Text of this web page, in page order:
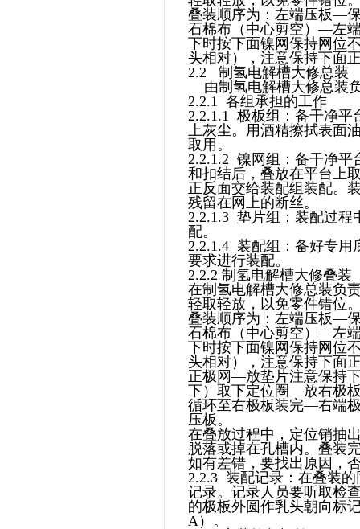
叠装顺序为：左端压板—
石棉布（中心剪空）—左
下时按下面镍网保持网位
头相对），注意保持下面
2.2 制氢电解槽大修总装
由制氢电解槽大修总装
2.2.1 各组承担的工作
2.2.1.1 极板组：备干净平
上灰尘。用酒精擦拭表面
取用。
2.2.1.2 镍网组：备干净平
和扣结后，叠放在平台上
正反面交给装配组装配。
残留在网上的断丝。
2.2.1.3 垫片组：装配过程
配。
2.2.1.4 装配组：备好专用
要求进行装配。
2.2.2 制氢电解槽大修叠装
在制氢电解槽大修总装负
轻取轻放，以免零件错位
叠装顺序为：左端压板—
石棉布（中心剪空）—左
下时按下面镍网保持网位
头相对），注意保持下面
正极网—放垫片注意保持
下）取下定位圈—放右极
循环至右极板装完—右端
压板。
在叠放过程中，定位销抽
脱落或掉在孔槽内。叠装
如有差错，要找出原因，
2.2.3 装配记录：在叠装
记录。记录人员要听取检
的极板外圆作乳头朝向标
A）。